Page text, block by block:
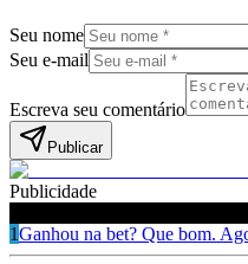
Seu nome
Seu e-mail
Escreva seu comentário
Publicar
Publicidade
1Ganhou na bet? Que bom.